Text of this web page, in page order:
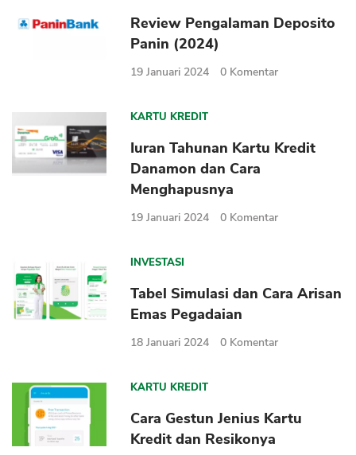
Review Pengalaman Deposito
Panin (2024)
19 Januari 2024 0 Komentar
KARTU KREDIT
Iuran Tahunan Kartu Kredit
Danamon dan Cara
Menghapusnya
19 Januari 2024 0 Komentar
INVESTASI
Tabel Simulasi dan Cara Arisan
Emas Pegadaian
18 Januari 2024 0 Komentar
KARTU KREDIT
Cara Gestun Jenius Kartu
Kredit dan Resikonya